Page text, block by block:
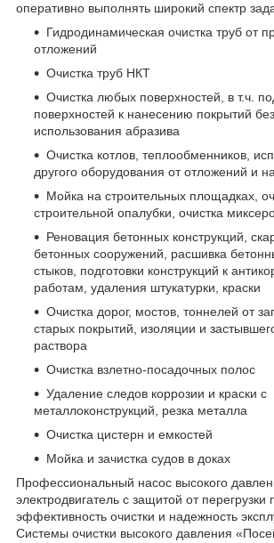
оперативно выполнять широкий спектр
Гидродинамическая очистка труб от
отложений
Очистка труб НКТ
Очистка любых поверхностей, в т.ч.
поверхностей к нанесению покрытий без
использования абразива
Очистка котлов, теплообменников,
другого оборудования от отложений и
Мойка на строительных площадках,
строительной опалубки, очистка
Реновация бетонных конструкций,
бетонных сооружений, расшивка
стыков, подготовки конструкций к
работам, удаления штукатурки, краски
Очистка дорог, мостов, тоннелей от
старых покрытий, изоляции и
раствора
Очистка взлетно-посадочных полос
Удаление следов коррозии и краски с
металлоконструкций, резка металла
Очистка цистерн и емкостей
Мойка и зачистка судов в доках
Профессиональный насос высокого
электродвигатель с защитой от
эффективность очистки и надежность
Системы очистки высокого давления